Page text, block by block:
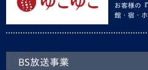
お客様の
館・宿・
BS放送事業